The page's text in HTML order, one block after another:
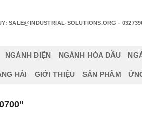
SALE@INDUSTRIAL-SOLUTIONS.ORG -
NGÀNH ĐIỆN NGÀNH HÓA DẦU
HẢI GIỚI THIỆU SẢN PHẨM